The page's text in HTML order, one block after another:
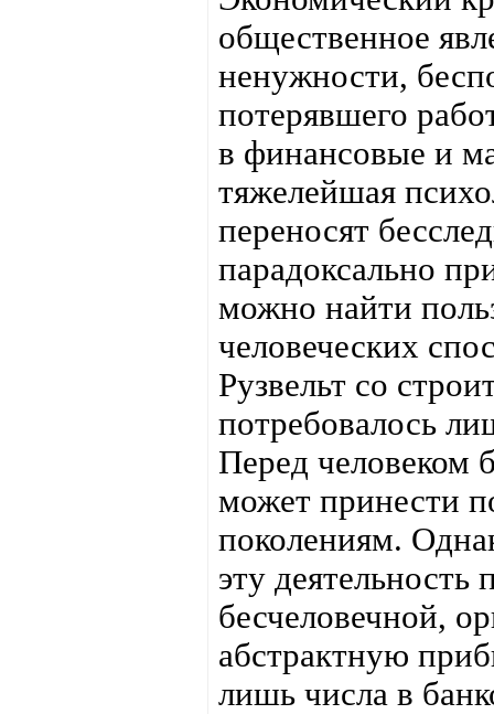
общественное
ненужности,
потерявшего
в финансовые и
тяжелейшая
переносят
парадоксально
можно найти
человеческих
Рузвельт со
потребовалось
Перед человеком
может принести
поколениям.
эту деятельность
бесчеловечной,
абстрактную
лишь числа в